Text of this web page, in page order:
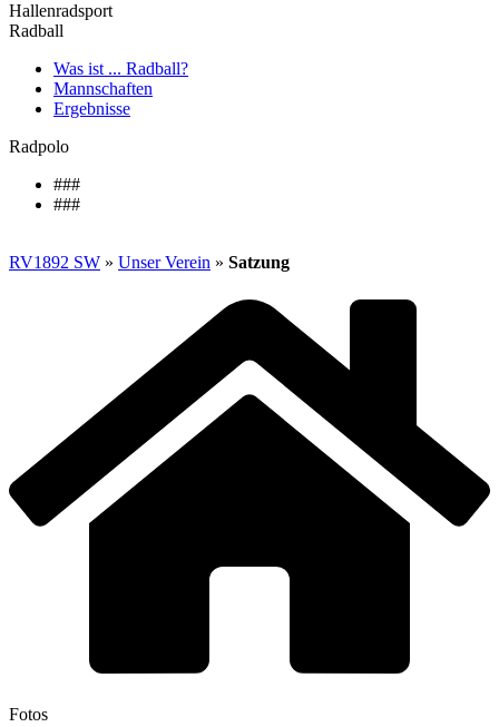
Hallenradsport
Radball
Was ist ... Radball?
Mannschaften
Ergebnisse
Radpolo
###
###
RV1892 SW » Unser Verein » Satzung
Fotos